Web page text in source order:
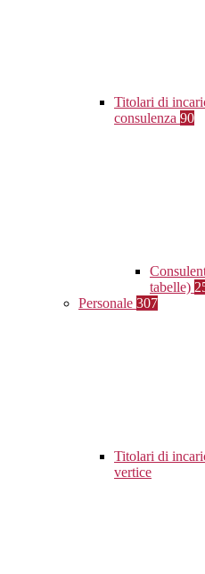
Titolari di
consulenza 90
tabelle)
Personale 307
Titolari di
vertice